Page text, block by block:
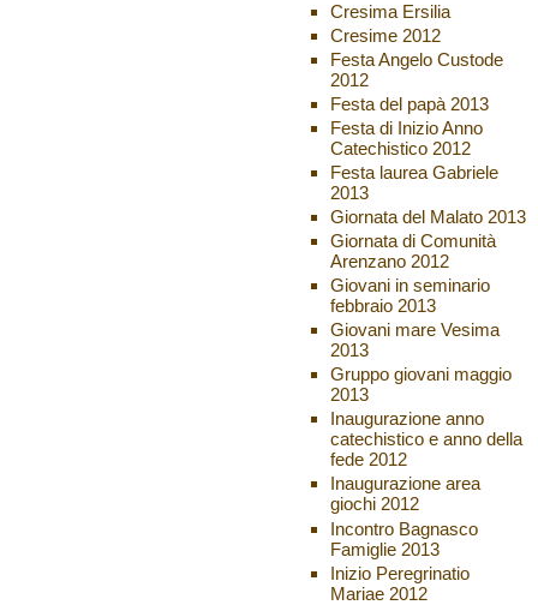
Cresima Ersilia
Cresime 2012
Festa Angelo Custode
2012
Festa del papà 2013
Festa di Inizio Anno
Catechistico 2012
Festa laurea Gabriele
2013
Giornata del Malato 2013
Giornata di Comunità
Arenzano 2012
Giovani in seminario
febbraio 2013
Giovani mare Vesima
2013
Gruppo giovani maggio
2013
Inaugurazione anno
catechistico e anno della
fede 2012
Inaugurazione area
giochi 2012
Incontro Bagnasco
Famiglie 2013
Inizio Peregrinatio
Mariae 2012